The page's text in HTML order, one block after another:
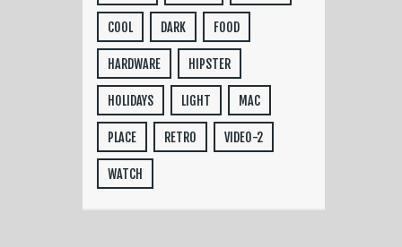
COOL DARK FOOD
HARDWARE HIPSTER
HOLIDAYS LIGHT MAC
PLACE RETRO VIDEO-2
WATCH